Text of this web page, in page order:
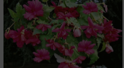
BEGONIA RÓŻNE ODMIANY